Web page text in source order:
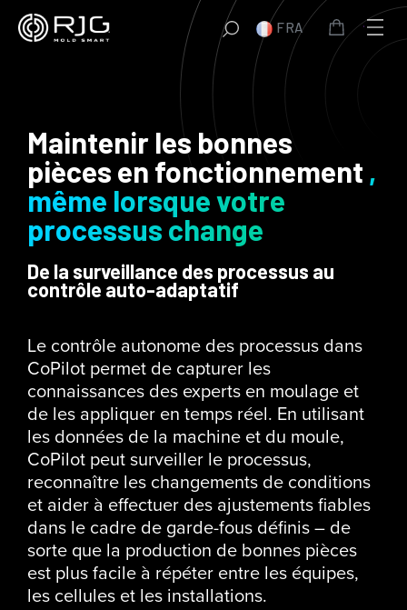
Aller
FRA
Maintenir les bonnes
pièces en fonctionnement ,
même lorsque votre
processus change
De la surveillance des processus au
contrôle auto-adaptatif
Le contrôle autonome des processus dans
CoPilot permet de capturer les
connaissances des experts en moulage et
de les appliquer en temps réel. En utilisant
les données de la machine et du moule,
CoPilot peut surveiller le processus,
reconnaître les changements de conditions
et aider à effectuer des ajustements fiables
dans le cadre de garde-fous définis – de
sorte que la production de bonnes pièces
est plus facile à répéter entre les équipes,
les cellules et les installations.